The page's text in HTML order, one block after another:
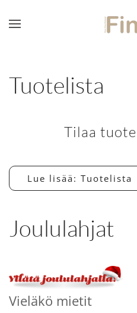
Skip to main content
Tuotelista
Tilaa
Lue lisää: Tuotelista
Joululahjat
Vieläkö mietit